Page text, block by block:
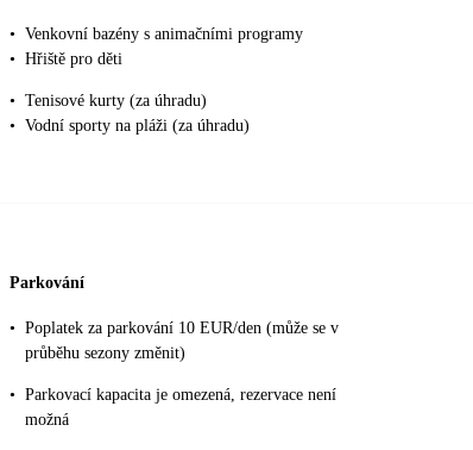
• Venkovní bazény s animačními programy
• Hřiště pro děti
• Tenisové kurty (za úhradu)
• Vodní sporty na pláži (za úhradu)
Parkování
• Poplatek za parkování 10 EUR/den (může se v
průběhu sezony změnit)
• Parkovací kapacita je omezená, rezervace není
možná